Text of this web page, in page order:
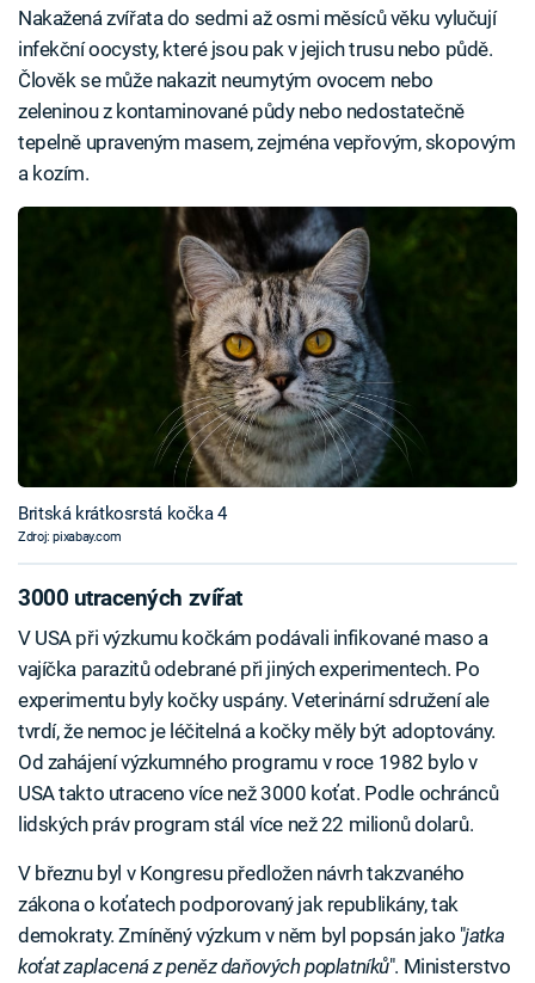
Nakažená zvířata do sedmi až osmi měsíců věku vylučují
infekční oocysty, které jsou pak v jejich trusu nebo půdě.
Člověk se může nakazit neumytým ovocem nebo
zeleninou z kontaminované půdy nebo nedostatečně
tepelně upraveným masem, zejména vepřovým, skopovým
a kozím.
Britská krátkosrstá kočka 4
Zdroj: pixabay.com
3000 utracených zvířat
V USA při výzkumu kočkám podávali infikované maso a
vajíčka parazitů odebrané při jiných experimentech. Po
experimentu byly kočky uspány. Veterinární sdružení ale
tvrdí, že nemoc je léčitelná a kočky měly být adoptovány.
Od zahájení výzkumného programu v roce 1982 bylo v
USA takto utraceno více než 3000 koťat. Podle ochránců
lidských práv program stál více než 22 milionů dolarů.
V březnu byl v Kongresu předložen návrh takzvaného
zákona o koťatech podporovaný jak republikány, tak
demokraty. Zmíněný výzkum v něm byl popsán jako "jatka
koťat zaplacená z peněz daňových poplatníků". Ministerstvo